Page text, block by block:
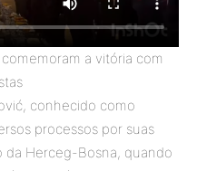
a vitória com
conhecido como
processos por suas
da Herceg-Bosna, quando